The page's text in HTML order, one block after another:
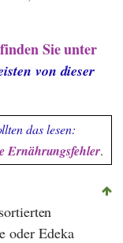
Sie unter
von dieser
das lesen:
Ernährungsfehler.
oder Edeka